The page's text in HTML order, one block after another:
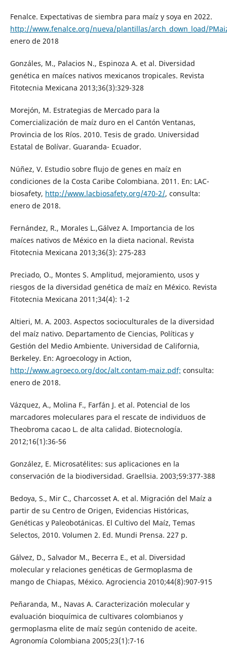
Fenalce. Expectativas de siembra para maíz y soya en 2022.
http://www.fenalce.org/nueva/plantillas/arch_down_load/
enero de 2018
Gonzáles, M., Palacios N., Espinoza A. et al. Diversidad
genética en maíces nativos mexicanos tropicales. Revista
Fitotecnia Mexicana 2013;36(3):329-328
Morejón, M. Estrategias de Mercado para la
Comercialización de maíz duro en el Cantón Ventanas,
Provincia de los Ríos. 2010. Tesis de grado. Universidad
Estatal de Bolívar. Guaranda- Ecuador.
Núñez, V. Estudio sobre flujo de genes en maíz en
condiciones de la Costa Caribe Colombiana. 2011. En: LAC-
biosafety, http://www.lacbiosafety.org/470-2/, consulta:
enero de 2018.
Fernández, R., Morales L.,Gálvez A. Importancia de los
maíces nativos de México en la dieta nacional. Revista
Fitotecnia Mexicana 2013;36(3): 275-283
Preciado, O., Montes S. Amplitud, mejoramiento, usos y
riesgos de la diversidad genética de maíz en México. Revista
Fitotecnia Mexicana 2011;34(4): 1-2
Altieri, M. A. 2003. Aspectos socioculturales de la diversidad
del maíz nativo. Departamento de Ciencias, Políticas y
Gestión del Medio Ambiente. Universidad de California,
Berkeley. En: Agroecology in Action,
http://www.agroeco.org/doc/alt.contam-maiz.pdf; consulta:
enero de 2018.
Vázquez, A., Molina F., Farfán J. et al. Potencial de los
marcadores moleculares para el rescate de individuos de
Theobroma cacao L. de alta calidad. Biotecnología.
2012;16(1):36-56
González, E. Microsatélites: sus aplicaciones en la
conservación de la biodiversidad. Graellsia. 2003;59:377-388
Bedoya, S., Mir C., Charcosset A. et al. Migración del Maíz a
partir de su Centro de Origen, Evidencias Históricas,
Genéticas y Paleobotánicas. El Cultivo del Maíz, Temas
Selectos, 2010. Volumen 2. Ed. Mundi Prensa. 227 p.
Gálvez, D., Salvador M., Becerra E., et al. Diversidad
molecular y relaciones genéticas de Germoplasma de
mango de Chiapas, México. Agrociencia 2010;44(8):907-915
Peñaranda, M., Navas A. Caracterización molecular y
evaluación bioquímica de cultivares colombianos y
germoplasma elite de maíz según contenido de aceite.
Agronomía Colombiana 2005;23(1):7-16